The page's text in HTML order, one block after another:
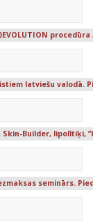
latviešu valodā.
Builder, lipolītiķi,
seminārs.